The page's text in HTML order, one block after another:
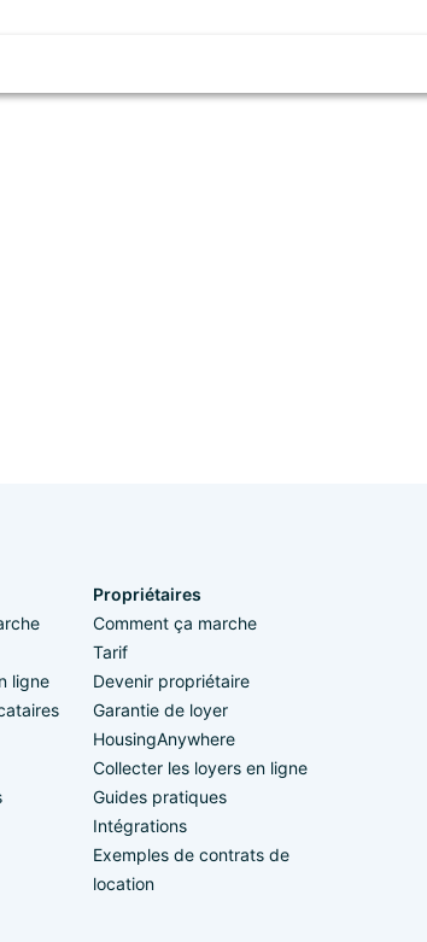
ligne
Propriétaires
Comment ça marche
Tarif
Devenir propriétaire
Garantie de loyer
HousingAnywhere
Collecter les loyers en ligne
Guides pratiques
Intégrations
Exemples de contrats de
location